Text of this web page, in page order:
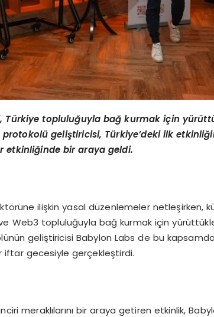
Türkiye topluluğuyla bağ kurmak için
protokolügeliştiricisi, Türkiye’deki ilk
etkinliğinde bir araya geldi.
ilişkin yasal düzenlemeler netleşirken,
Web3 topluluğuyla bağ kurmak için
geliştiricisi Babylon Labs de bu
iftar gecesiyle gerçekleştirdi.
meraklılarını bir araya getiren etkinlik,